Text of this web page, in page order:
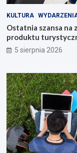
KULTURA
Ostatnia szansa na
produktu
konkursu POT
5 sierpnia 2026